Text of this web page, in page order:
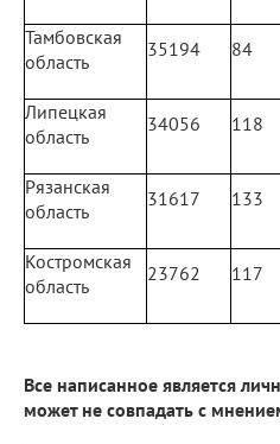
Тамбовская
область
35194 84
Липецкая
область
34056 118
Рязанская
область
31617 133
Костромская
область
23762 117
Все написанное является
может не совпадать с